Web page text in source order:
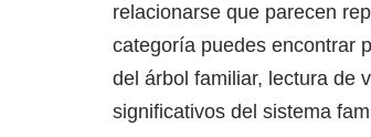
relacionarse que parecen
categoría puedes encontrar
del árbol familiar, lectura de
significativos del sistema